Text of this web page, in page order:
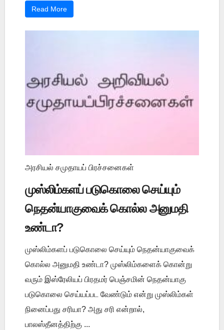
Read More
அரசியல் சமுதாயப் பிரச்சனைகள்
முஸ்லிம்களப் படுகொலை செய்யும்
நெதன்யாகுவைக் கொல்ல அனுமதி
உண்டா?
முஸ்லிம்களப் படுகொலை செய்யும் நெதன்யாகுவைக்
கொல்ல அனுமதி உண்டா? முஸ்லிம்களைக் கொன்று
வரும் இஸ்ரேலியப் பிரதமர் பெஞ்சமின் நெதன்யாகு
படுகொலை செய்யப்பட வேண்டும் என்று முஸ்லிம்கள்
நினைப்பது சரியா? அது சரி என்றால்,
பாலஸ்தீனத்திற்கு ...